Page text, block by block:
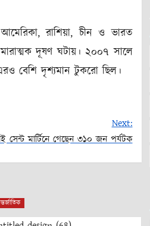
রাশিয়া, চীন ও ভারত
দূষণ ঘটায়। ২০০৭ সালে
বেশি দৃশ্যমান টুকরো ছিল।
Next:
মার্টিনে গেছেন ৩১০ জন পর্যটক